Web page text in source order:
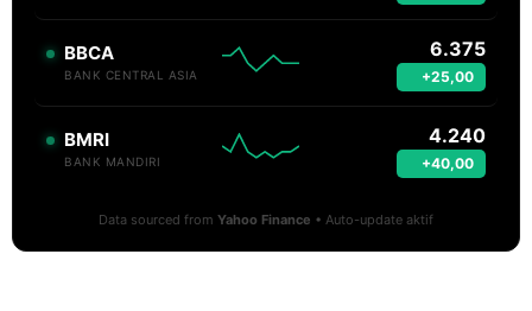
BBCA
BANK CENTRAL ASIA
6.375
+25,00
BMRI
BANK MANDIRI
4.240
+40,00
Data sourced from Yahoo Finance • Auto-update aktif